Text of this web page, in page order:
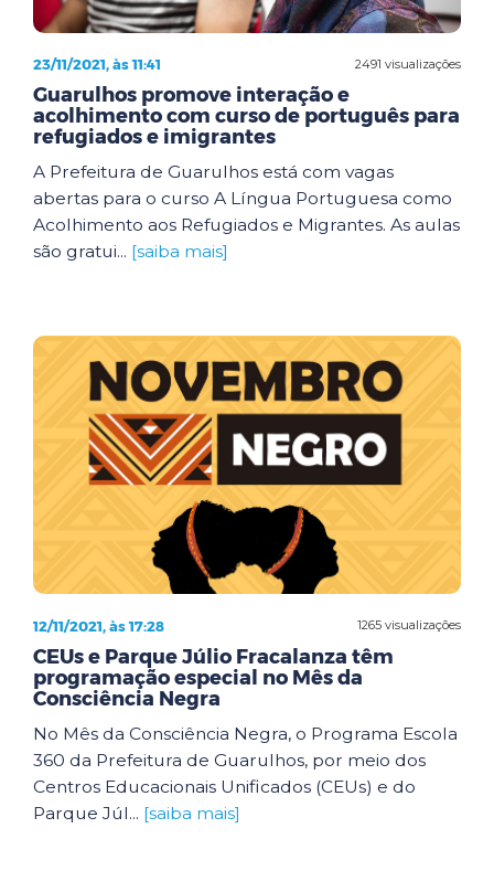
2491 visualizações
23/11/2021, às 11:41
Guarulhos promove interação e
acolhimento com curso de português para
refugiados e imigrantes
A Prefeitura de Guarulhos está com vagas
abertas para o curso A Língua Portuguesa como
Acolhimento aos Refugiados e Migrantes. As aulas
são gratui... [saiba mais]
1265 visualizações
12/11/2021, às 17:28
CEUs e Parque Júlio Fracalanza têm
programação especial no Mês da
Consciência Negra
No Mês da Consciência Negra, o Programa Escola
360 da Prefeitura de Guarulhos, por meio dos
Centros Educacionais Unificados (CEUs) e do
Parque Júl... [saiba mais]